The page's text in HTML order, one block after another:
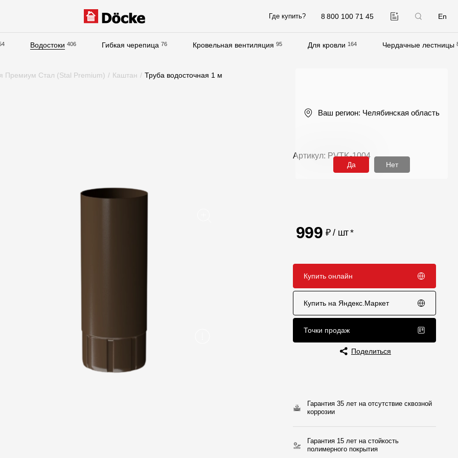
8 800 100 71 45 En
Где купить?
Водостоки 406 Гибкая черепица 76 Кровельная вентиляция 95 Для кровли 164 Чердачные лестницы
Калькулятор
Отправка рекламации
Премиум Стал (Stal Premium) / Каштан / Труба водосточная 1 м
Артикул: PVTK-1004
999 ₽ / шт*
Гарантия 35 лет на отсутствие сквозной
коррозии
Гарантия 15 лет на стойкость
полимерного покрытия
Купить онлайн
Купить на Яндекс.Маркет
Точки продаж
Поделиться
Ваш регион: Челябинская область
Да Нет